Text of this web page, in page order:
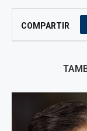
COMPARTIR